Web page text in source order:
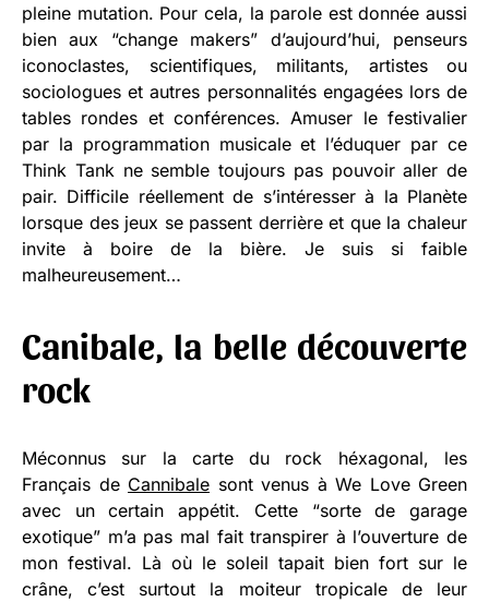
pleine mutation. Pour cela, la parole est donnée aussi
bien aux “change makers” d’aujourd’hui, penseurs
iconoclastes, scientifiques, militants, artistes ou
sociologues et autres personnalités engagées lors de
tables rondes et conférences. Amuser le festivalier
par la programmation musicale et l’éduquer par ce
Think Tank ne semble toujours pas pouvoir aller de
pair. Difficile réellement de s’intéresser à la Planète
lorsque des jeux se passent derrière et que la chaleur
invite à boire de la bière. Je suis si faible
malheureusement…
Canibale, la belle découverte
rock
Méconnus sur la carte du rock héxagonal, les
Français de Cannibale sont venus à We Love Green
avec un certain appétit. Cette “sorte de garage
exotique” m’a pas mal fait transpirer à l’ouverture de
mon festival. Là où le soleil tapait bien fort sur le
crâne, c’est surtout la moiteur tropicale de leur